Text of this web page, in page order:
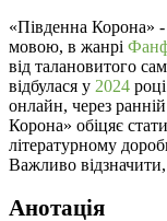
«Південна Корона»
мовою, в жанрі
від талановитого
відбулася у 2024
онлайн, через
Корона» обіцяє
літературному
Важливо
Анотація